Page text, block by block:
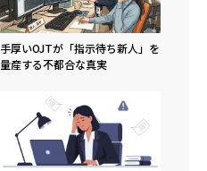
手厚いOJTが「指示待ち新人」を
量産する不都合な真実